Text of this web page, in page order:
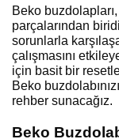
Beko
parçalarından
sorunlarla
çalışmasını
için basit bir
Beko
rehber sunacağız.
Beko